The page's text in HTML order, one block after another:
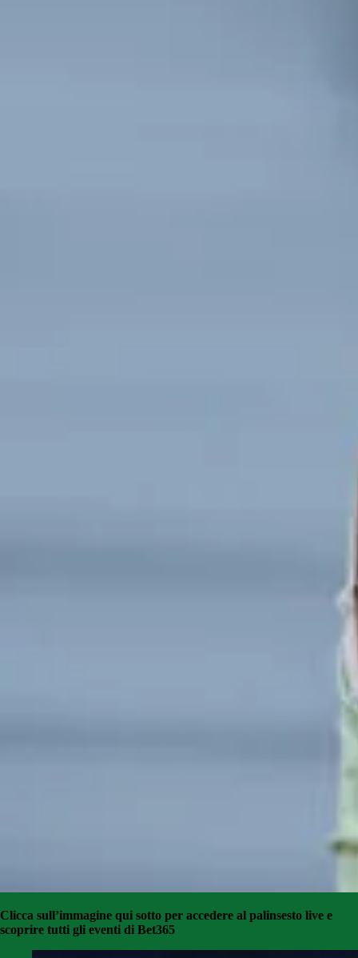
Clicca sull’immagine qui sotto per accedere al palinsesto live e
scoprire tutti gli eventi di Bet365